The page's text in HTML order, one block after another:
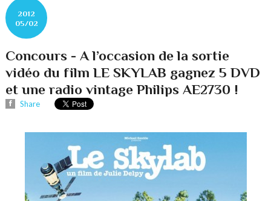
2012
05/02
Concours - A l’occasion de la sortie
vidéo du film LE SKYLAB gagnez 5 DVD
et une radio vintage Philips AE2730 !
Share